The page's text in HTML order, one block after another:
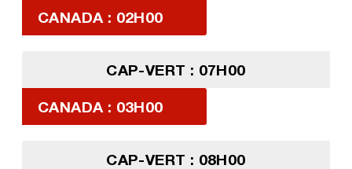
CANADA : 02H00
CAP-VERT : 07H00
CANADA : 03H00
CAP-VERT : 08H00